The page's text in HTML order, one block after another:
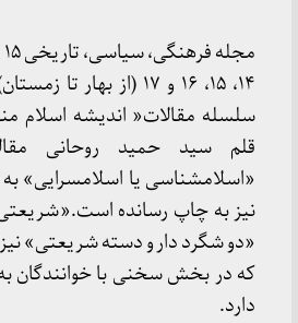
۱۴، ۱۵، ۱۶ و ۱۷ (از
سلسله مقالات« اندیشه اسلام
قلم سید حمید روحانی
«اسلامشناسی یا اسلامسرایی»
نیز به چاپ رسانده
«دو شگرد دار و دسته شریعتی»
که در بخش سخنی با
دارد.